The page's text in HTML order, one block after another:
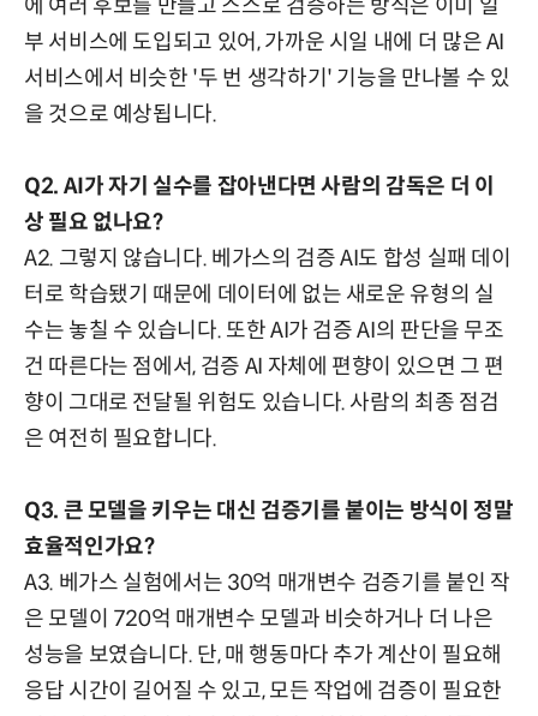
에 여러 후보를 만들고 스스로 검증하는 방식은 이미 일
부 서비스에 도입되고 있어, 가까운 시일 내에 더 많은 AI
서비스에서 비슷한 '두 번 생각하기' 기능을 만나볼 수 있
을 것으로 예상됩니다.
Q2. AI가 자기 실수를 잡아낸다면 사람의 감독은 더 이
상 필요 없나요?
A2. 그렇지 않습니다. 베가스의 검증 AI도 합성 실패 데이
터로 학습됐기 때문에 데이터에 없는 새로운 유형의 실
수는 놓칠 수 있습니다. 또한 AI가 검증 AI의 판단을 무조
건 따른다는 점에서, 검증 AI 자체에 편향이 있으면 그 편
향이 그대로 전달될 위험도 있습니다. 사람의 최종 점검
은 여전히 필요합니다.
Q3. 큰 모델을 키우는 대신 검증기를 붙이는 방식이 정말
효율적인가요?
A3. 베가스 실험에서는 30억 매개변수 검증기를 붙인 작
은 모델이 720억 매개변수 모델과 비슷하거나 더 나은
성능을 보였습니다. 단, 매 행동마다 추가 계산이 필요해
응답 시간이 길어질 수 있고, 모든 작업에 검증이 필요한